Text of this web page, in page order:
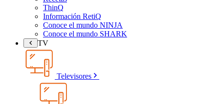
ThinQ
Información RetiQ
Conoce el mundo NINJA
Conoce el mundo SHARK
TV
Televisores